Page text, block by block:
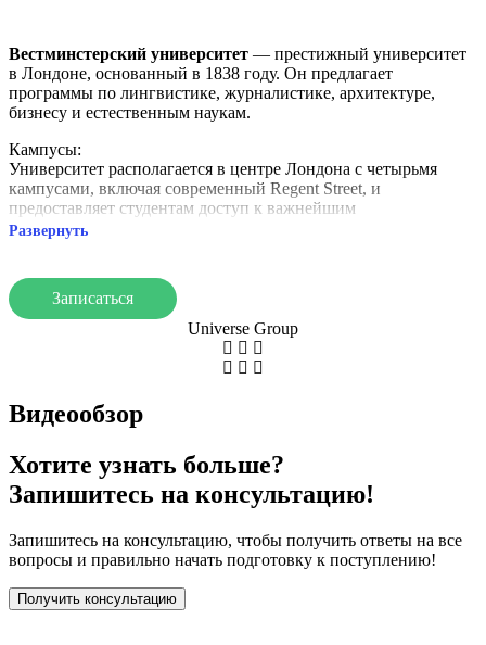
Вестминстерский университет — престижный университет
в Лондоне, основанный в 1838 году. Он предлагает
программы по лингвистике, журналистике, архитектуре,
бизнесу и естественным наукам.
Кампусы:
Университет располагается в центре Лондона с четырьмя
кампусами, включая современный Regent Street, и
предоставляет студентам доступ к важнейшим
достопримечательностям города.
Современные лаборатории, библиотеки и студии.
Развита спортивная инфраструктура: бассейны, фитнес-залы и
спортивные площадки.
Входит в ТОП-80 университетов Великобритании и в
Высокий уровень трудоустройства выпускников, с
Университет активно обновляет кампусы и образовательные
программы, помогая студентам развиваться и
трудоустраиваться.
Развернуть
Записаться
Universe Group
Видеообзор
Хотите узнать больше?
Запишитесь на консультацию!
Запишитесь на консультацию, чтобы получить ответы на все
вопросы и правильно начать подготовку к поступлению!
Получить консультацию